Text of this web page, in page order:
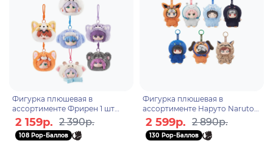
Фигурка плюшевая в
ассортименте Фрирен 1 шт
Blind Box 2526
2 159р. 2 390р.
108 Pop-Баллов
Фигурка плюшевая в
ассортименте Наруто Naruto
Shippuden Beast Party 1 шт
Blind Box 3126
2 599р. 2 890р.
130 Pop-Баллов